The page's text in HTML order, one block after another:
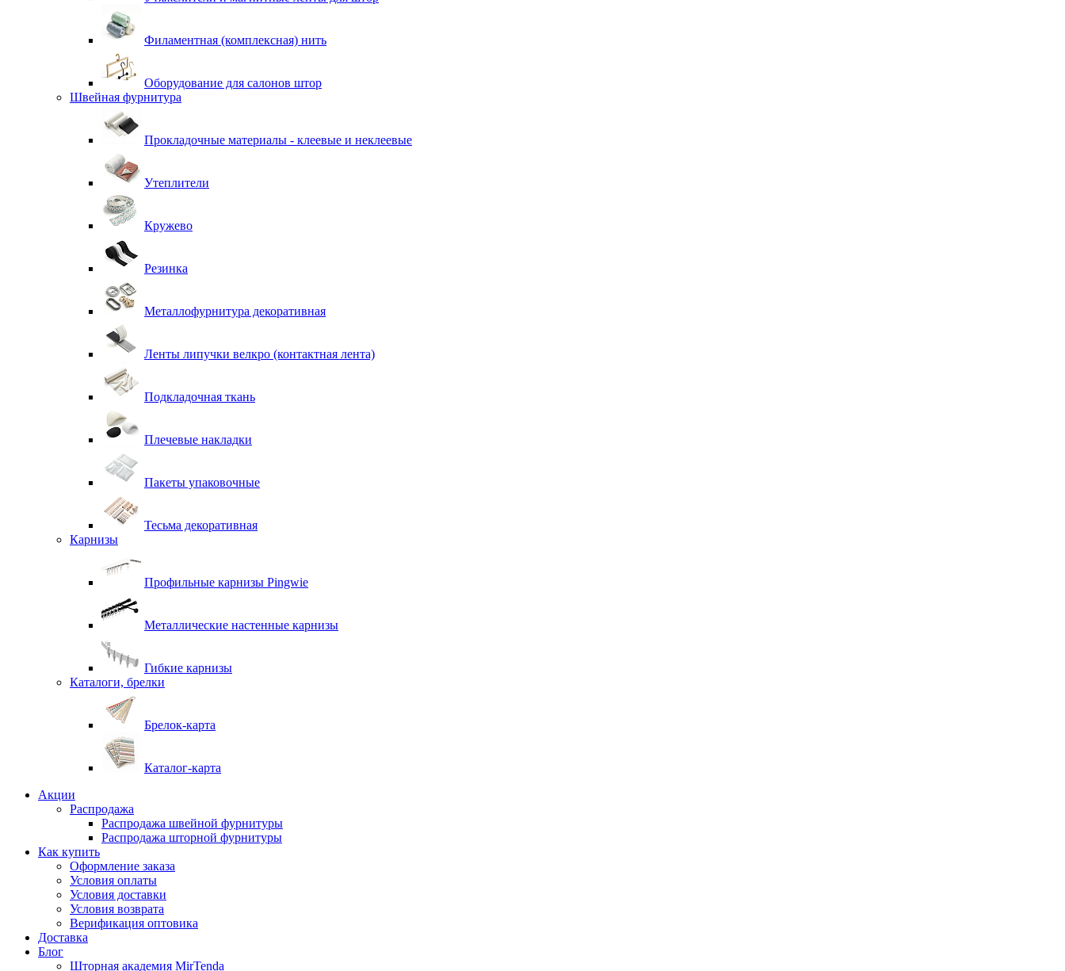
Филаментная (комплексная) нить
Оборудование для салонов штор
Швейная фурнитура
Прокладочные материалы - клеевые и неклеевые
Утеплители
Кружево
Резинка
Металлофурнитура декоративная
Ленты липучки велкро (контактная лента)
Подкладочная ткань
Плечевые накладки
Пакеты упаковочные
Тесьма декоративная
Карнизы
Профильные карнизы Pingwie
Металлические настенные карнизы
Гибкие карнизы
Каталоги, брелки
Брелок-карта
Каталог-карта
Акции
Распродажа
Распродажа швейной фурнитуры
Распродажа шторной фурнитуры
Как купить
Оформление заказа
Условия оплаты
Условия доставки
Условия возврата
Верификация оптовика
Доставка
Блог
Шторная академия MirTenda